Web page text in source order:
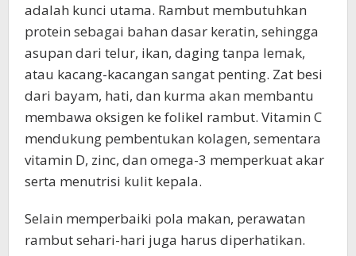
adalah kunci utama. Rambut membutuhkan
protein sebagai bahan dasar keratin, sehingga
asupan dari telur, ikan, daging tanpa lemak,
atau kacang-kacangan sangat penting. Zat besi
dari bayam, hati, dan kurma akan membantu
membawa oksigen ke folikel rambut. Vitamin C
mendukung pembentukan kolagen, sementara
vitamin D, zinc, dan omega-3 memperkuat akar
serta menutrisi kulit kepala.
Selain memperbaiki pola makan, perawatan
rambut sehari-hari juga harus diperhatikan.